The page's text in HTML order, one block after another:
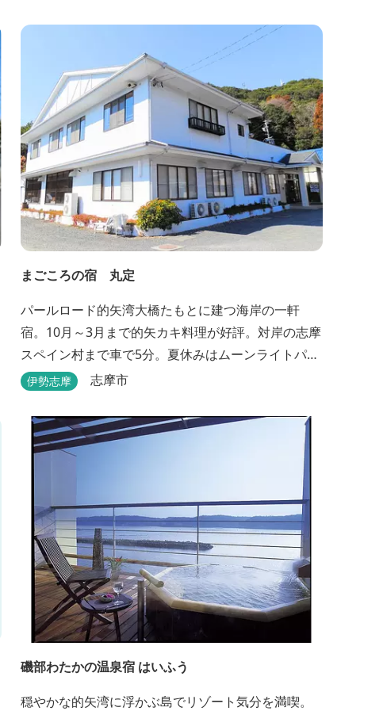
まごころの宿 丸定
パールロード的矢湾大橋たもとに建つ海岸の一軒
宿。10月～3月まで的矢カキ料理が好評。対岸の志摩
スペイン村まで車で5分。夏休みはムーンライトパレ
ード終了後20時30分夕食スタートOK。夏ガキ6月～8
伊勢志摩 志摩市
磯部わたかの温泉宿 はいふう
穏やかな的矢湾に浮かぶ島でリゾート気分を満喫。